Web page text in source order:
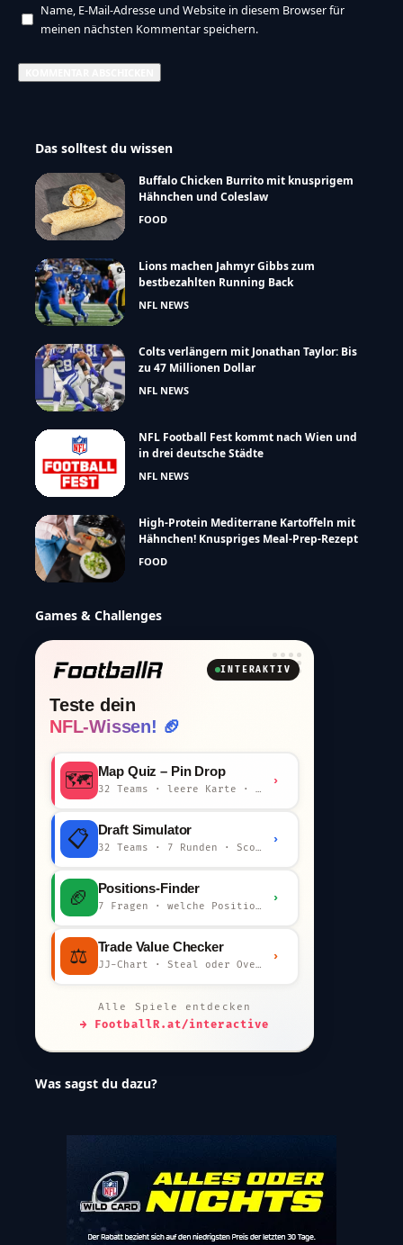
Name, E-Mail-Adresse und Website in diesem Browser für
meinen nächsten Kommentar speichern.
Das solltest du wissen
Buffalo Chicken Burrito mit knusprigem
Hähnchen und Coleslaw
FOOD
Lions machen Jahmyr Gibbs zum
bestbezahlten Running Back
NFL NEWS
Colts verlängern mit Jonathan Taylor: Bis
zu 47 Millionen Dollar
NFL NEWS
NFL Football Fest kommt nach Wien und
in drei deutsche Städte
NFL NEWS
High-Protein Mediterrane Kartoffeln mit
Hähnchen! Knuspriges Meal-Prep-Rezept
FOOD
Games & Challenges
INTERAKTIV
Teste dein
NFL-Wissen! 🏈
🗺️ Map Quiz – Pin Drop
32 Teams · leere Karte · km-Wertung
›
📋 Draft Simulator
32 Teams · 7 Runden · Scout-Kommentar
›
🏈 Positions-Finder
7 Fragen · welche Position bist du?
›
⚖️ Trade Value Checker
JJ-Chart · Steal oder Overpay?
›
Alle Spiele entdecken
→ FootballR.at/interactive
Was sagst du dazu?